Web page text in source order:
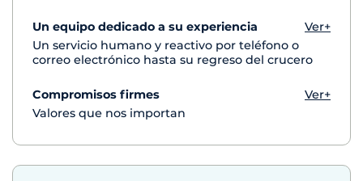
Un equipo dedicado a su experiencia
Ver+
Un servicio humano y reactivo por teléfono o
correo electrónico hasta su regreso del crucero
Compromisos firmes
Ver+
Valores que nos importan